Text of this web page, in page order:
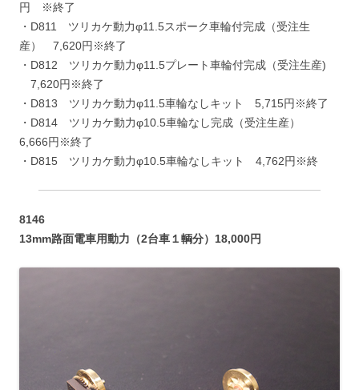
円 ※終了
・D811 ツリカケ動力φ11.5スポーク車輪付完成（受注生
産） 7,620円※終了
・D812 ツリカケ動力φ11.5プレート車輪付完成（受注生産)
7,620円※終了
・D813 ツリカケ動力φ11.5車輪なしキット 5,715円※終了
・D814 ツリカケ動力φ10.5車輪なし完成（受注生産）
6,666円※終了
・D815 ツリカケ動力φ10.5車輪なしキット 4,762円※終
8146
13mm路面電車用動力（2台車１輌分）18,000円